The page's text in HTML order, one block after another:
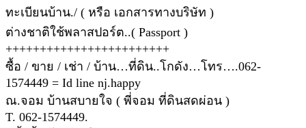
ทะเบียนบ้าน./ ( หรือ เอกสารทางบริษัท )
ต่างชาติใช้พลาสปอร์ต..( Passport )
++++++++++++++++++++++++
ซื้อ / ขาย / เช่า / บ้าน…ที่ดิน..โกดัง…โทร….062-
1574449 = Id line nj.happy
ณ.จอม บ้านสบายใจ ( พี่จอม ที่ดินสดผ่อน )
T. 062-1574449.